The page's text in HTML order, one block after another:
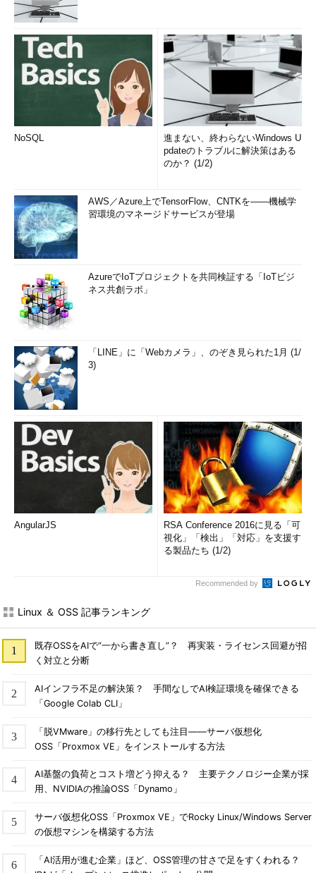
NoSQL
進まない、終わらないWindows U
pdateのトラブルに解決策はある
のか？ (1/2)
AWS／Azure上でTensorFlow、CNTKを――機械学
習環境のマネージドサービスが登場
AzureでIoTプロジェクトを共同検証する「IoTビジ
ネス共創ラボ」
「LINE」に「Webカメラ」、のぞき見られた1月 (1/
3)
AngularJS
RSA Conference 2016に見る「可
視化」「検出」「対応」を支援す
る製品たち (1/2)
Recommended by
Linux ＆ OSS 記事ランキング
既存OSSをAIで“一から書き直し”？ 再実装・ライセンス回避が招
く対立と分断
AIインフラ不足の解決策？ 手間なしでAI検証環境を確保できる
「Google Colab CLI」
「脱VMware」の移行先としても注目――サーバ仮想化
OSS「Proxmox VE」をインストールする方法
AI基盤の負荷とコスト増どう抑える？ 主要テクノロジー企業が採
用、NVIDIAの推論OSS「Dynamo」
サーバ仮想化OSS「Proxmox VE」でRocky Linux/Windows Server
の仮想マシンを構築する方法
「AI活用が進む企業」ほど、OSS管理の甘さで足をすくわれる？